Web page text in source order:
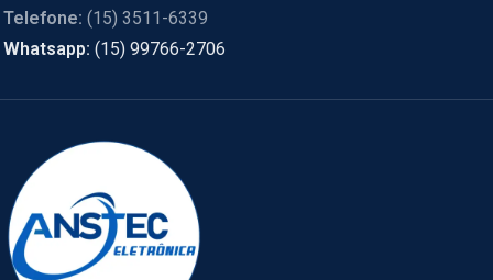
Telefone: (15) 3511-6339
Whatsapp: (15) 99766-2706